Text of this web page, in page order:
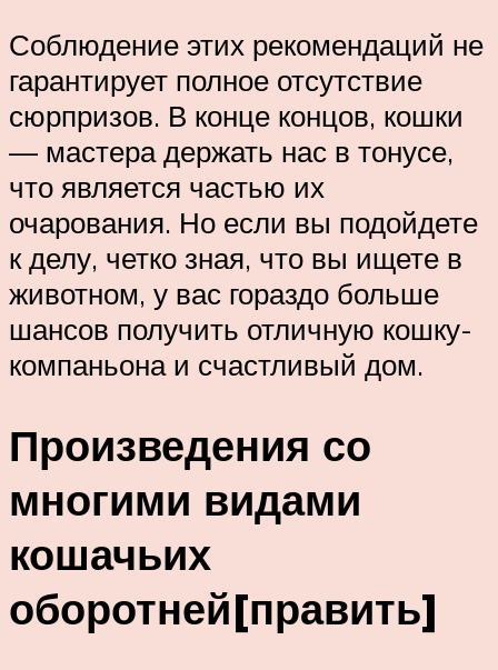
Соблюдение этих рекомендаций не
гарантирует полное отсутствие
сюрпризов. В конце концов, кошки
— мастера держать нас в тонусе,
что является частью их
очарования. Но если вы подойдете
к делу, четко зная, что вы ищете в
животном, у вас гораздо больше
шансов получить отличную кошку-
компаньона и счастливый дом.
Произведения со
многими видами
кошачьих
оборотней[править]